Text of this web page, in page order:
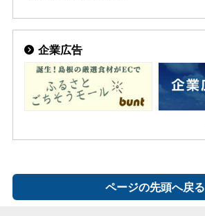
企業広告
ページの先頭へ戻る